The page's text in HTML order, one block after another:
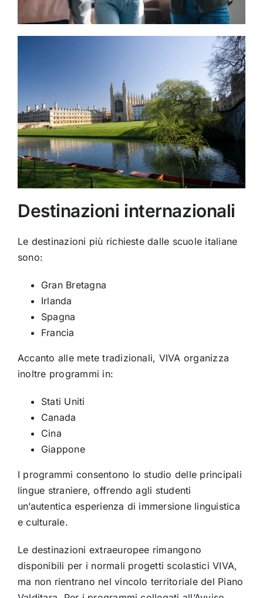
Destinazioni internazionali
Le destinazioni più richieste dalle scuole italiane
sono:
Gran Bretagna
Irlanda
Spagna
Francia
Accanto alle mete tradizionali, VIVA organizza
inoltre programmi in:
Stati Uniti
Canada
Cina
Giappone
I programmi consentono lo studio delle principali
lingue straniere, offrendo agli studenti
un’autentica esperienza di immersione linguistica
e culturale.
Le destinazioni extraeuropee rimangono
disponibili per i normali progetti scolastici VIVA,
ma non rientrano nel vincolo territoriale del Piano